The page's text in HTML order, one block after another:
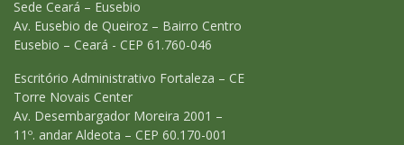
Sede Ceará – Eusebio
Av. Eusebio de Queiroz – Bairro Centro
Eusebio – Ceará - CEP 61.760-046
Escritório Administrativo Fortaleza – CE
Torre Novais Center
Av. Desembargador Moreira 2001 –
11º. andar Aldeota – CEP 60.170-001